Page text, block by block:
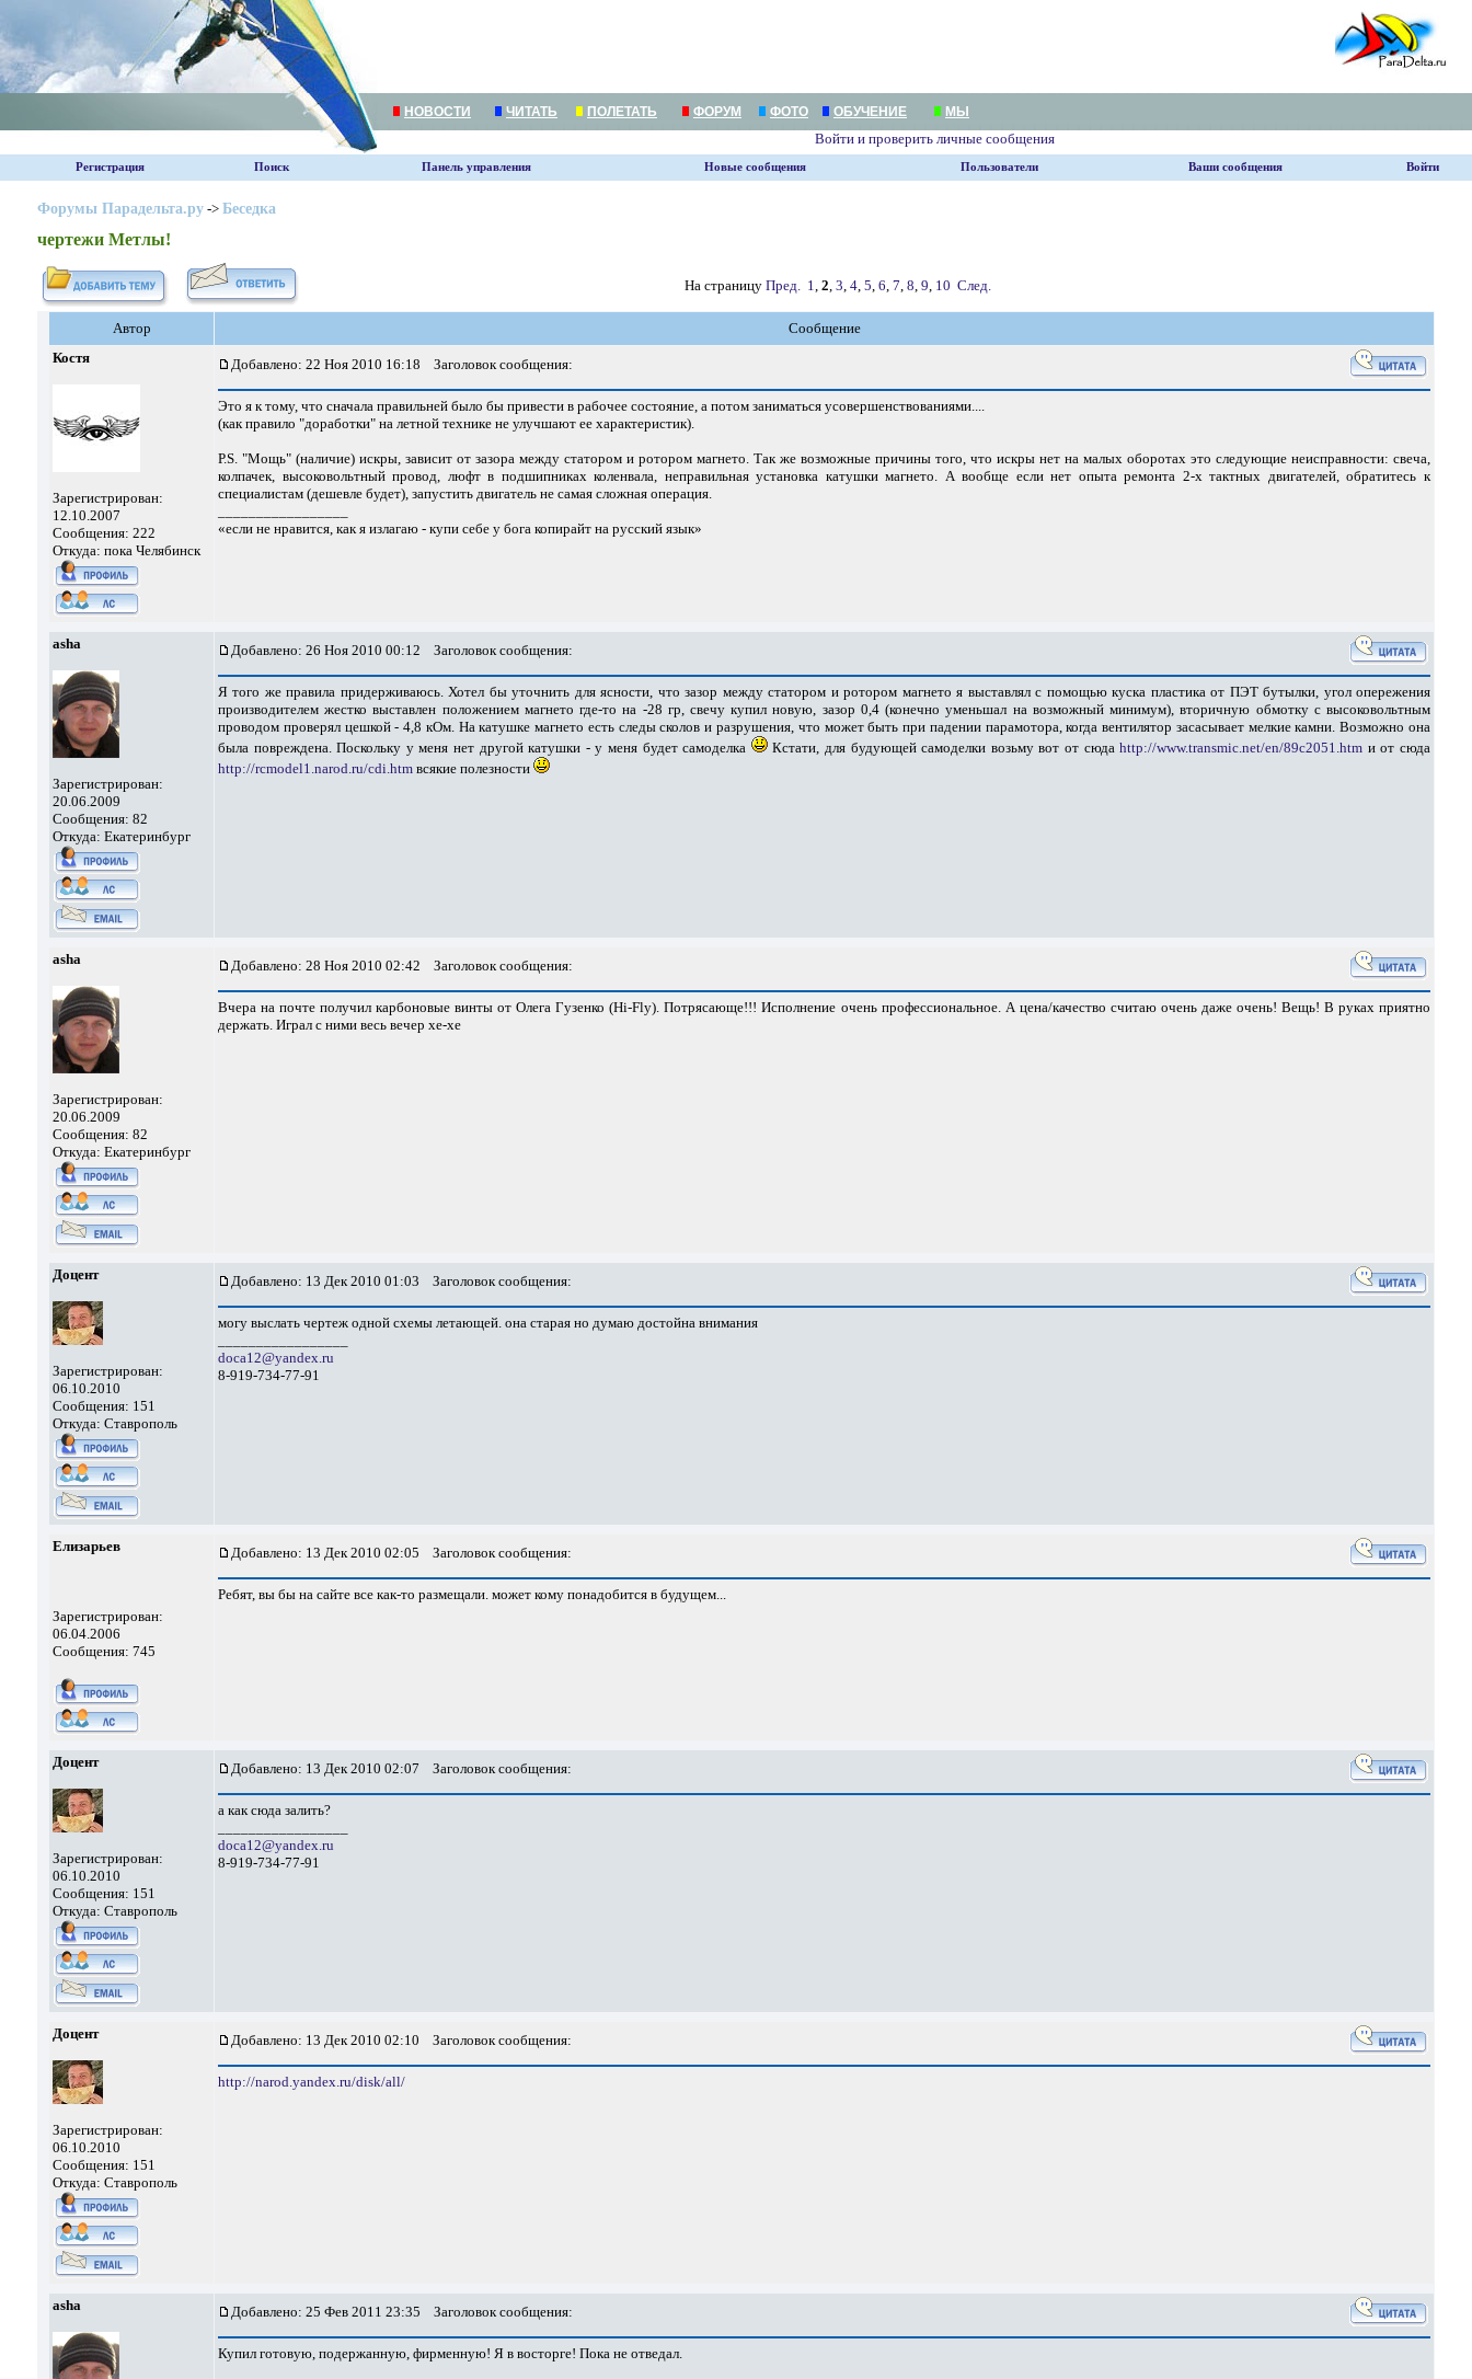
НОВОСТИ ЧИТАТЬ ПОЛЕТАТЬ ФОРУМ ФОТО ОБУЧЕНИЕ МЫ
Войти и проверить личные сообщения
Регистрация Поиск Панель управления Новые сообщения Пользователи Ваши сообщения Войти
Форумы Парадельта.ру -> Беседка
чертежи Метлы!
На страницу Пред. 1, 2, 3, 4, 5, 6, 7, 8, 9, 10 След.
Автор
Сообщение
Костя
Зарегистрирован:
12.10.2007
Сообщения: 222
Откуда: пока Челябинск
Добавлено: 22 Ноя 2010 16:18 Заголовок сообщения:
Это я к тому, что сначала правильней было бы привести в рабочее состояние, а потом заниматься усовершенствованиями....
(как правило "доработки" на летной технике не улучшают ее характеристик).
Р.S. "Мощь" (наличие) искры, зависит от зазора между статором и ротором магнето. Так же возможные причины того, что искры нет на малых оборотах это следующие неисправности: свеча,
колпачек, высоковольтный провод, люфт в подшипниках коленвала, неправильная установка катушки магнето. А вообще если нет опыта ремонта 2-х тактных двигателей, обратитесь к
специалистам (дешевле будет), запустить двигатель не самая сложная операция.
«если не нравится, как я излагаю - купи себе у бога копирайт на русский язык»
asha
Зарегистрирован:
20.06.2009
Сообщения: 82
Откуда: Екатеринбург
Добавлено: 26 Ноя 2010 00:12 Заголовок сообщения:
Я того же правила придерживаюсь. Хотел бы уточнить для ясности, что зазор между статором и ротором магнето я выставлял с помощью куска пластика от ПЭТ бутылки, угол опережения
производителем жестко выставлен положением магнето где-то на -28 гр, свечу купил новую, зазор 0,4 (конечно уменьшал на возможный минимум), вторичную обмотку с высоковольтным
проводом проверял цешкой - 4,8 кОм. На катушке магнето есть следы сколов и разрушения, что может быть при падении парамотора, когда вентилятор засасывает мелкие камни. Возможно она
была повреждена. Поскольку у меня нет другой катушки - у меня будет самоделка
Кстати, для будующей самоделки возьму вот от сюдаhttp://www.transmic.net/en/89c2051.htm и от сюда
http://rcmodel1.narod.ru/cdi.htm всякие полезности
asha
Зарегистрирован:
20.06.2009
Сообщения: 82
Откуда: Екатеринбург
Добавлено: 28 Ноя 2010 02:42 Заголовок сообщения:
Вчера на почте получил карбоновые винты от Олега Гузенко (Hi-Fly). Потрясающе!!! Исполнение очень профессиональное. А цена/качество считаю очень даже очень! Вещь! В руках приятно
держать. Играл с ними весь вечер хе-хе
Доцент
Зарегистрирован:
06.10.2010
Сообщения: 151
Откуда: Ставрополь
Добавлено: 13 Дек 2010 01:03 Заголовок сообщения:
могу выслать чертеж одной схемы летающей. она старая но думаю достойна внимания
doca12@yandex.ru
8-919-734-77-91
Елизарьев
Зарегистрирован:
06.04.2006
Сообщения: 745
Добавлено: 13 Дек 2010 02:05 Заголовок сообщения:
Ребят, вы бы на сайте все как-то размещали. может кому понадобится в будущем...
Доцент
Зарегистрирован:
06.10.2010
Сообщения: 151
Откуда: Ставрополь
Добавлено: 13 Дек 2010 02:07 Заголовок сообщения:
а как сюда залить?
doca12@yandex.ru
8-919-734-77-91
Доцент
Зарегистрирован:
06.10.2010
Сообщения: 151
Откуда: Ставрополь
Добавлено: 13 Дек 2010 02:10 Заголовок сообщения:
http://narod.yandex.ru/disk/all/
asha Добавлено: 25 Фев 2011 23:35 Заголовок сообщения:
Купил готовую, подержанную, фирменную! Я в восторге! Пока не отведал.